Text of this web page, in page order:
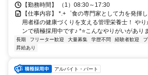
【勤務時間】 （1）08:30～17:30
【仕事内容】 *.+゜食の専門家として力を発揮
用者様の健康づくりを支える管理栄養士！ や
ンで積極採用中です♪ *⭐️こんなやりがいがありま
長期 フリーター歓迎 大量募集 学歴不問 経験者歓迎
昇給あり
アルバイト・パート